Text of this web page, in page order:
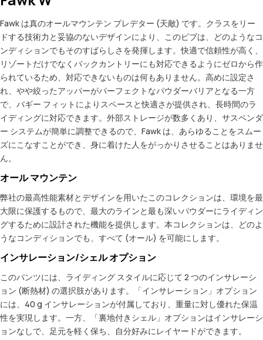
Fawk は真のオールマウンテン プレデター (天敵) です。クラスをリー
ドする技術力と妥協のないデザインにより、このビブは、どのようなコ
ンディションでもそのすばらしさを発揮します。快適で信頼性が高く、
リゾートだけでなくバックカントリーにも対応できるようにゼロから作
られているため、対応できないものは何もありません。高めに設定さ
れ、やや絞ったアッパーがパーフェクトなパウダーバリアとなる一方
で、バギー フィットによりスペースと快適さが提供され、長時間のラ
イディングに対応できます。外部ストレージが数多くあり、サスペンダ
ー システムが簡単に調整できるので、Fawk は、あらゆることをスムー
ズにこなすことができ、身に着けた人をがっかりさせることはありませ
ん。
オール マウンテン
弊社の最高性能素材とデザインを用いたこのコレクションは、環境を最
大限に保護するもので、最大のラインと最も深いパウダーにライディン
グするために設計された機能を提供します。本コレクションは、どのよ
うなコンディションでも、すべて (オール) を可能にします。
インサレーション/シェル オプション
このパンツには、ライディング スタイルに応じて 2 つのインサレーシ
ョン (断熱材) の選択肢があります。「インサレーション」オプション
には、40 g インサレーションが付属しており、重量に対し優れた保温
性を実現します。一方、「裏地付きシェル」オプションはインサレーシ
ョンなしで、足元を軽く保ち、自分好みにレイヤードができます。